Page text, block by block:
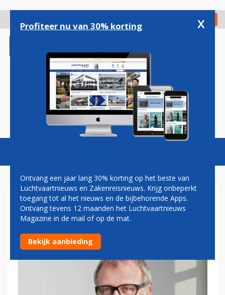
gaan
Check in
Magazine Podcasts Vacatures
JOHN JANSEN: VEILIGHEID
BOVEN ALLES
Profiteer nu van 30% korting x
Ontvang een jaar lang 30% korting op het beste van
Luchtvaartnieuws en Zakenreisnieuws. Krijg onbeperkt
toegang tot al het nieuws en de bijbehorende Apps.
Ontvang tevens 12 maanden het Luchtvaartnieuws
Magazine in de mail of op de mat.
Bekijk aanbieding